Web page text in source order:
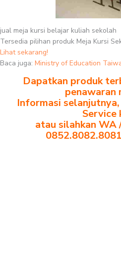
jual meja kursi belajar kuliah sekolah
Tersedia pilihan produk Meja Kursi
Lihat sekarang!
Baca juga: Ministry of Education
Dapatkan produk
penawaran
Informasi
Service
atau silahkan WA